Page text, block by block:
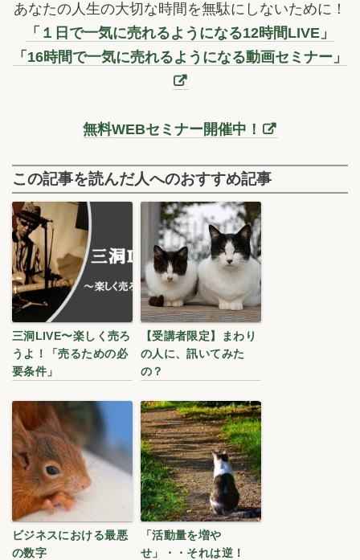
あなたの人生の大切な時間を無駄にしないために！
「１日で一気に売れるようになる12時間LIVE」
「16時間で一気に売れるようになる動画セミナー」
無料WEBセミナー開催中！
この記事を読んだ人へのおすすめ記事
三洞LIVE〜楽しく売ろ
うよ！「売るための必
要条件」
【受講者限定】まわり
の人に、訊いてみた
の？
ビジネスにおける最悪
の数字
「活動量を増や
せ」・・それは逆！